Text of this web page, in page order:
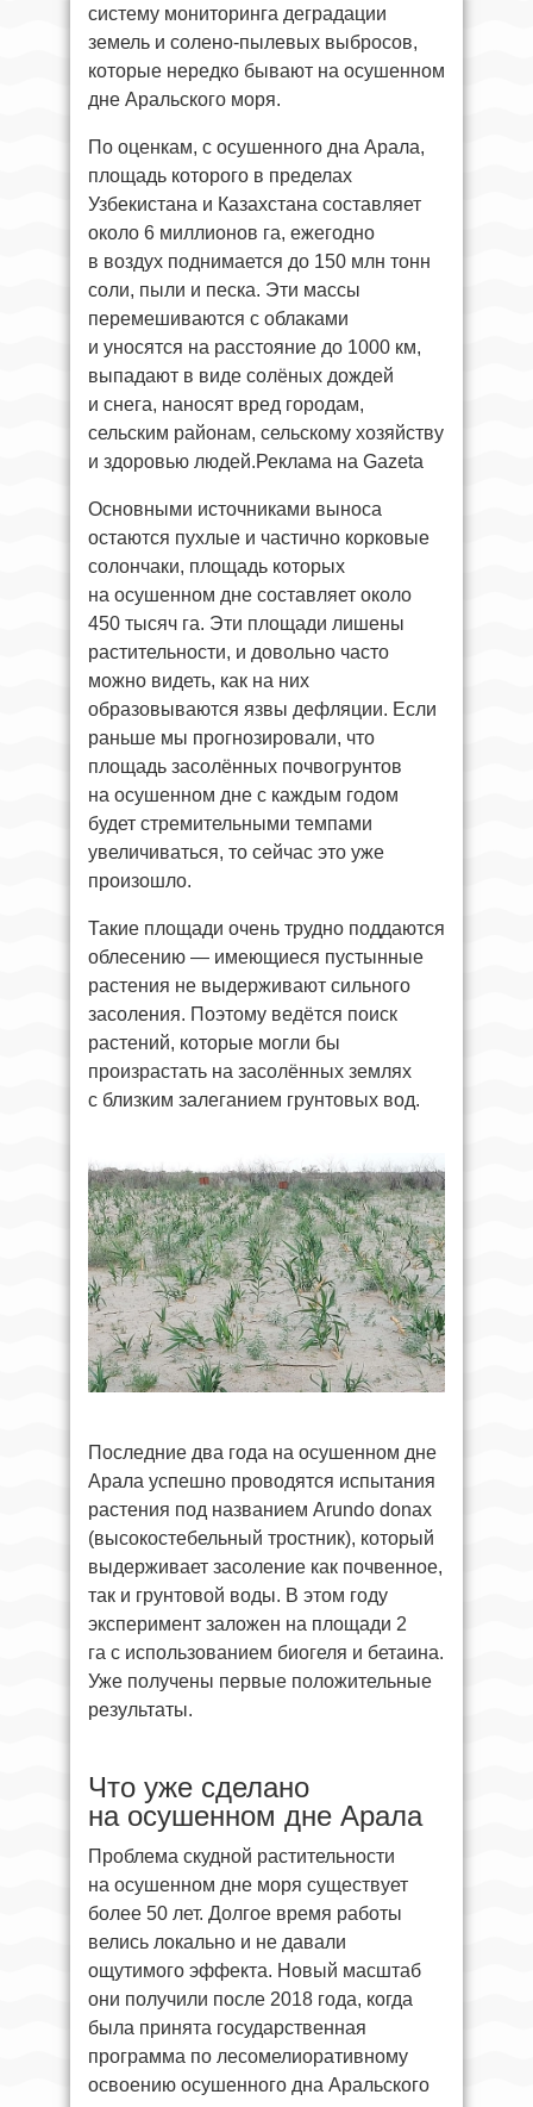
систему мониторинга деградации
земель и солено-пылевых выбросов,
которые нередко бывают на осушенном
дне Аральского моря.
По оценкам, с осушенного дна Арала,
площадь которого в пределах
Узбекистана и Казахстана составляет
около 6 миллионов га, ежегодно
в воздух поднимается до 150 млн тонн
соли, пыли и песка. Эти массы
перемешиваются с облаками
и уносятся на расстояние до 1000 км,
выпадают в виде солёных дождей
и снега, наносят вред городам,
сельским районам, сельскому хозяйству
и здоровью людей.Реклама на Gazeta
Основными источниками выноса
остаются пухлые и частично корковые
солончаки, площадь которых
на осушенном дне составляет около
450 тысяч га. Эти площади лишены
растительности, и довольно часто
можно видеть, как на них
образовываются язвы дефляции. Если
раньше мы прогнозировали, что
площадь засолённых почвогрунтов
на осушенном дне с каждым годом
будет стремительными темпами
увеличиваться, то сейчас это уже
произошло.
Такие площади очень трудно поддаются
облесению — имеющиеся пустынные
растения не выдерживают сильного
засоления. Поэтому ведётся поиск
растений, которые могли бы
произрастать на засолённых землях
с близким залеганием грунтовых вод.
Последние два года на осушенном дне
Арала успешно проводятся испытания
растения под названием Arundo donax
(высокостебельный тростник), который
выдерживает засоление как почвенное,
так и грунтовой воды. В этом году
эксперимент заложен на площади 2
га с использованием биогеля и бетаина.
Уже получены первые положительные
результаты.
Что уже сделано
на осушенном дне Арала
Проблема скудной растительности
на осушенном дне моря существует
более 50 лет. Долгое время работы
велись локально и не давали
ощутимого эффекта. Новый масштаб
они получили после 2018 года, когда
была принята государственная
программа по лесомелиоративному
освоению осушенного дна Аральского